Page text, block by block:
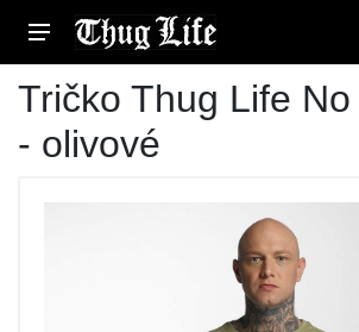
Tričko Thug Life
- olivové